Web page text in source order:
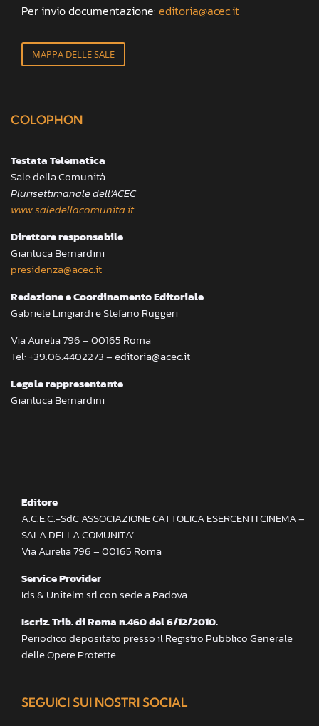
Per invio documentazione: editoria@acec.it
MAPPA DELLE SALE
COLOPHON
Testata Telematica
Sale della Comunità
Plurisettimanale dell’ACEC
www.saledellacomunita.it
Direttore responsabile
Gianluca Bernardini
presidenza@acec.it
Redazione e Coordinamento Editoriale
Gabriele Lingiardi e Stefano Ruggeri
Via Aurelia 796 – 00165 Roma
Tel: +39.06.4402273 – editoria@acec.it
Legale rappresentante
Gianluca Bernardini
Editore
A.C.E.C.-SdC ASSOCIAZIONE CATTOLICA ESERCENTI CINEMA –
SALA DELLA COMUNITA’
Via Aurelia 796 – 00165 Roma
Service Provider
Ids & Unitelm srl con sede a Padova
Iscriz. Trib. di Roma n.460 del 6/12/2010.
Periodico depositato presso il Registro Pubblico Generale
delle Opere Protette
SEGUICI SUI NOSTRI SOCIAL